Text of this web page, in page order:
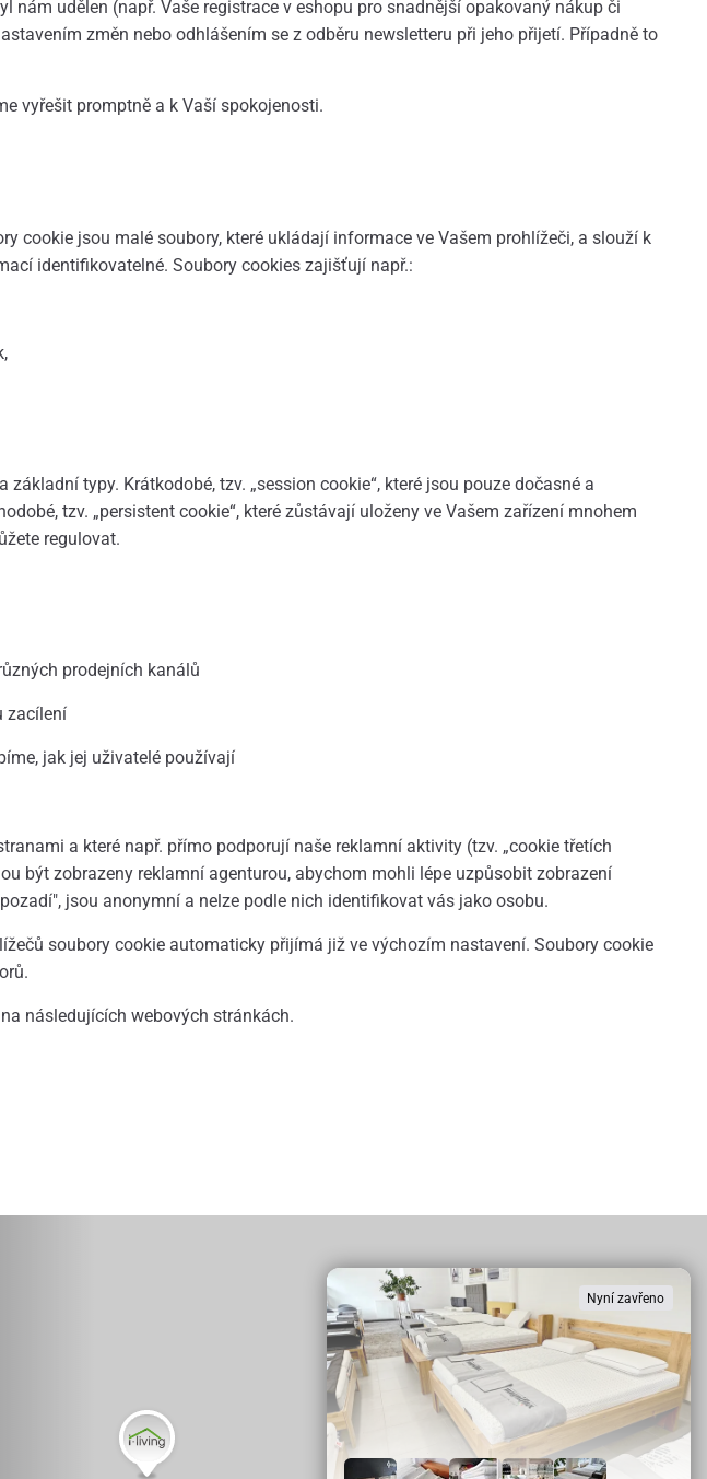
nám udělen (např. Vaše registrace v eshopu pro snadnější opakovaný nákup či
změn nebo odhlášením se z odběru newsletteru při jeho přijetí. Případně to
vyřešit promptně a k Vaší spokojenosti.
cookie jsou malé soubory, které ukládají informace ve Vašem prohlížeči, a slouží k
identifikovatelné. Soubory cookies zajišťují např.:
typy. Krátkodobé, tzv. „session cookie“, které jsou pouze dočasné a
tzv. „persistent cookie“, které zůstávají uloženy ve Vašem zařízení mnohem
regulovat.
prodejních kanálů
zacílení
jak jej uživatelé používají
a které např. přímo podporují naše reklamní aktivity (tzv. „cookie třetích
být zobrazeny reklamní agenturou, abychom mohli lépe uzpůsobit zobrazení
jsou anonymní a nelze podle nich identifikovat vás jako osobu.
soubory cookie automaticky přijímá již ve výchozím nastavení. Soubory cookie
následujících webových stránkách.
Nyní zavřeno